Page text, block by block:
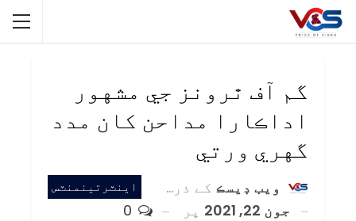
گم آف ٿرونز جي مشهور
اداڪارا مداحن کان مدد
گهري ورتي
اينٽرتينمنٽس ويب ڊيسڪ کے ذریعہ
جون 22, 2021
پر